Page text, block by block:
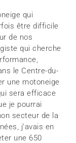
qui
être difficile
de nos
qui cherche
le Centre-du-
une motoneige
sera efficace
je pourrai
secteur de la
j’avais en
une 650